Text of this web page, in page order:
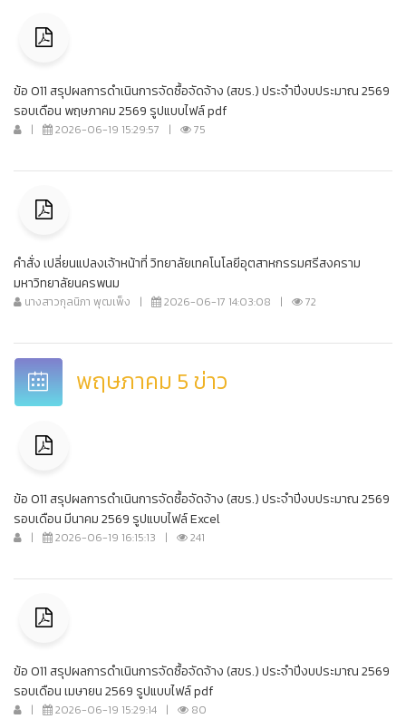
ข้อ O11 สรุปผลการดำเนินการจัดซื้อจัดจ้าง (สขร.) ประจำปีงบประมาณ 2569
รอบเดือน พฤษภาคม 2569 รูปแบบไฟล์ pdf
| 2026-06-19 15:29:57 | 75
คำสั่ง เปลี่ยนแปลงเจ้าหน้าที่ วิทยาลัยเทคโนโลยีอุตสาหกรรมศรีสงคราม
มหาวิทยาลัยนครพนม
นางสาวกุลนิภา พุฒเพ็ง | 2026-06-17 14:03:08 | 72
พฤษภาคม 5 ข่าว
ข้อ O11 สรุปผลการดำเนินการจัดซื้อจัดจ้าง (สขร.) ประจำปีงบประมาณ 2569
รอบเดือน มีนาคม 2569 รูปแบบไฟล์ Excel
| 2026-06-19 16:15:13 | 241
ข้อ O11 สรุปผลการดำเนินการจัดซื้อจัดจ้าง (สขร.) ประจำปีงบประมาณ 2569
รอบเดือน เมษายน 2569 รูปแบบไฟล์ pdf
| 2026-06-19 15:29:14 | 80